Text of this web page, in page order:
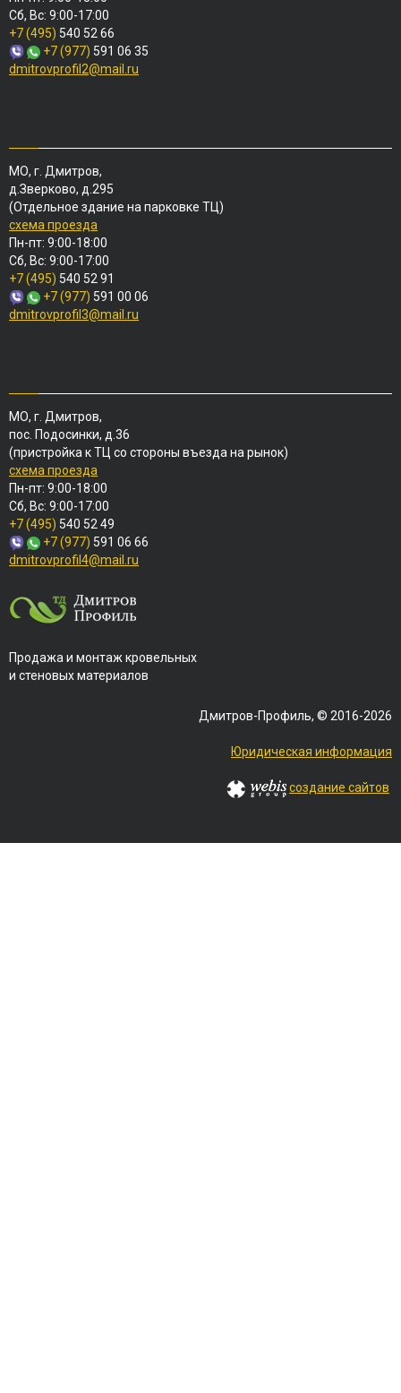
Сб, Вс: 9:00-17:00
+7 (495) 540 52 66
+7 (977) 591 06 35
dmitrovprofil2@mail.ru
МО, г. Дмитров,
д.Зверково, д.295
(Отдельное здание на парковке ТЦ)
схема проезда
Пн-пт: 9:00-18:00
Сб, Вс: 9:00-17:00
+7 (495) 540 52 91
+7 (977) 591 00 06
dmitrovprofil3@mail.ru
МО, г. Дмитров,
пос. Подосинки, д.36
(пристройка к ТЦ со стороны въезда на рынок)
схема проезда
Пн-пт: 9:00-18:00
Сб, Вс: 9:00-17:00
+7 (495) 540 52 49
+7 (977) 591 06 66
dmitrovprofil4@mail.ru
Продажа и монтаж кровельных
и стеновых материалов
Дмитров-Профиль, © 2016-2026
Юридическая информация
создание сайтов